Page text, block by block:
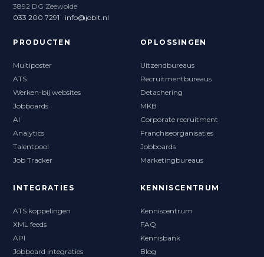
3892 DG Zeewolde
033 200 7291 · info@jobit.nl
PRODUCTEN
Multiposter
ATS
Werken-bij websites
Jobboards
AI
Analytics
Talentpool
Job Tracker
OPLOSSINGEN
Uitzendbureaus
Recruitmentbureaus
Detachering
MKB
Corporate recruitment
Franchiseorganisaties
Jobboards
Marketingbureaus
INTEGRATIES
ATS koppelingen
XML feeds
API
Jobboard integraties
KENNISCENTRUM
Kenniscentrum
FAQ
Kennisbank
Blog